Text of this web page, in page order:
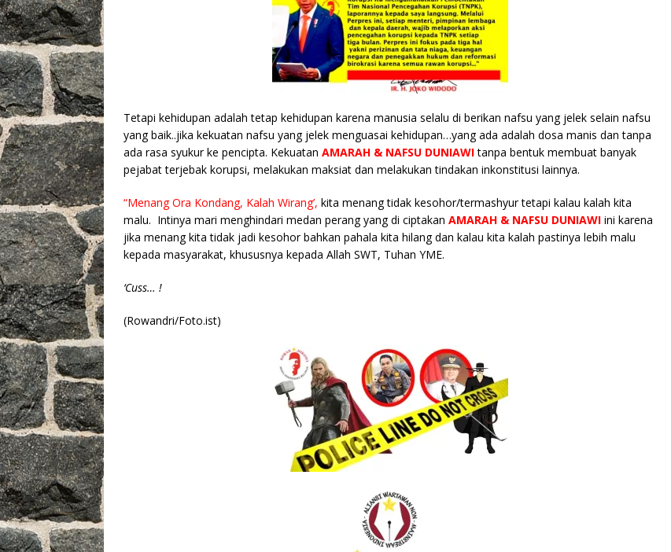
Tetapi kehidupan adalah tetap kehidupan karena manusia selalu di berikan nafsu yang jelek selain nafsu
yang baik..jika kekuatan nafsu yang jelek menguasai kehidupan…yang ada adalah dosa manis dan tanpa
ada rasa syukur ke pencipta. Kekuatan AMARAH & NAFSU DUNIAWItanpa bentuk membuat banyak
pejabat terjebak korupsi, melakukan maksiat dan melakukan tindakan inkonstitusi lainnya.
“Menang Ora Kondang, Kalah Wirang’, kita menang tidak kesohor/termashyur tetapi kalau kalah kita
malu. Intinya mari menghindari medan perang yang di ciptakan AMARAH & NAFSU DUNIAWI ini karena
jika menang kita tidak jadi kesohor bahkan pahala kita hilang dan kalau kita kalah pastinya lebih malu
kepada masyarakat, khususnya kepada Allah SWT, Tuhan YME.
‘Cuss… !
(Rowandri/Foto.ist)